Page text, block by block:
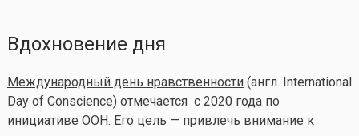
Вдохновение дня
Международный день нравственности(англ. International
Day of Conscience) отмечается с 2020 года по
инициативе ООН. Его цель — привлечь внимание к